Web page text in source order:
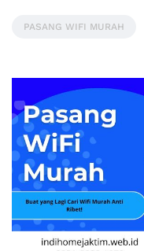
PASANG WIFI MURAH